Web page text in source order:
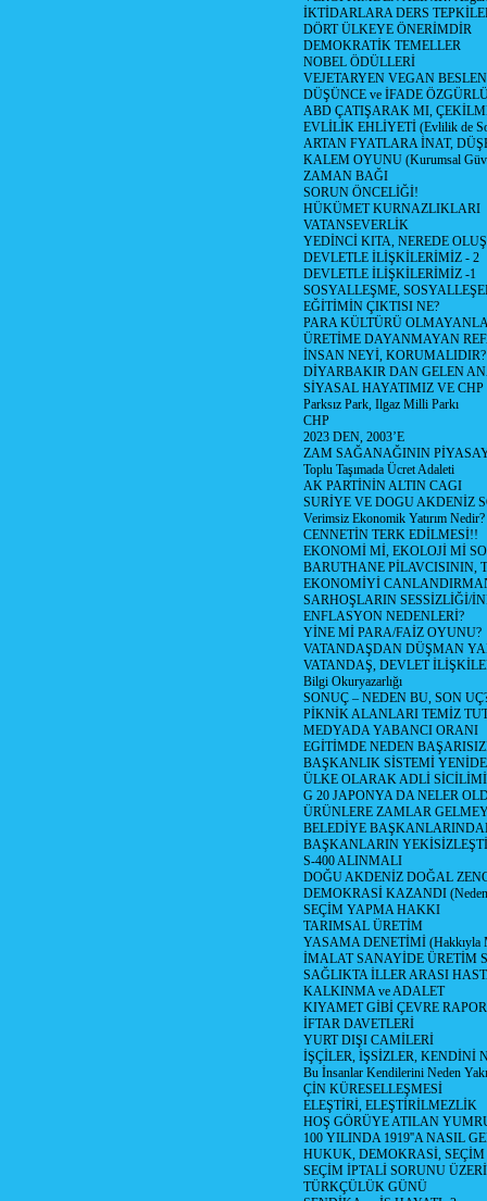
İKTİDARLARA DERS
DÖRT ÜLKEYE ÖNERİMDİR
DEMOKRATİK TEMELLER
NOBEL ÖDÜLLERİ
VEJETARYEN VEGAN
DÜŞÜNCE ve İFADE
ABD ÇATIŞARAK MI,
EVLİLİK EHLİYETİ (Evlilik de
ARTAN FYATLARA İNAT,
KALEM OYUNU (Kurumsal
ZAMAN BAĞI
SORUN ÖNCELİĞİ!
HÜKÜMET KURNAZLIKLARI
VATANSEVERLİK
YEDİNCİ KITA, NEREDE
DEVLETLE İLİŞKİLERİMİZ - 2
DEVLETLE İLİŞKİLERİMİZ -1
SOSYALLEŞME,
EĞİTİMİN ÇIKTISI NE?
PARA KÜLTÜRÜ
ÜRETİME DAYANMAYAN
İNSAN NEYİ, KORUMALIDIR?
DİYARBAKIR DAN GELEN
SİYASAL HAYATIMIZ VE CHP
Parksız Park, Ilgaz Milli Parkı
CHP
2023 DEN, 2003’E
ZAM SAĞANAĞININ
Toplu Taşımada Ücret Adaleti
AK PARTİNİN ALTIN CAGI
SURİYE VE DOGU AKDENİZ
Verimsiz Ekonomik Yatırım Nedir?
CENNETİN TERK EDİLMESİ!!
EKONOMİ Mİ, EKOLOJİ Mİ
BARUTHANE PİLAVCISININ,
EKONOMİYİ
SARHOŞLARIN SESSİZLİĞİ/
ENFLASYON NEDENLERİ?
YİNE Mİ PARA/FAİZ OYUNU?
VATANDAŞDAN DÜŞMAN
VATANDAŞ, DEVLET
Bilgi Okuryazarlığı
SONUÇ – NEDEN BU, SON
PİKNİK ALANLARI TEMİZ
MEDYADA YABANCI ORANI
EGİTİMDE NEDEN
BAŞKANLIK SİSTEMİ
ÜLKE OLARAK ADLİ
G 20 JAPONYA DA NELER
ÜRÜNLERE ZAMLAR
BELEDİYE
BAŞKANLARIN
S-400 ALINMALI
DOĞU AKDENİZ DOĞAL
DEMOKRASİ KAZANDI (Neden
SEÇİM YAPMA HAKKI
TARIMSAL ÜRETİM
YASAMA DENETİMİ (Hakkıyla
İMALAT SANAYİDE ÜRETİM
SAĞLIKTA İLLER ARASI
KALKINMA ve ADALET
KIYAMET GİBİ ÇEVRE
İFTAR DAVETLERİ
YURT DIŞI CAMİLERİ
İŞÇİLER, İŞSİZLER, KENDİNİ
Bu İnsanlar Kendilerini Neden
ÇİN KÜRESELLEŞMESİ
ELEŞTİRİ, ELEŞTİRİLMEZLİK
HOŞ GÖRÜYE ATILAN
100 YILINDA 1919''A NASIL
HUKUK, DEMOKRASİ, SEÇİM
SEÇİM İPTALİ SORUNU
TÜRKÇÜLÜK GÜNÜ